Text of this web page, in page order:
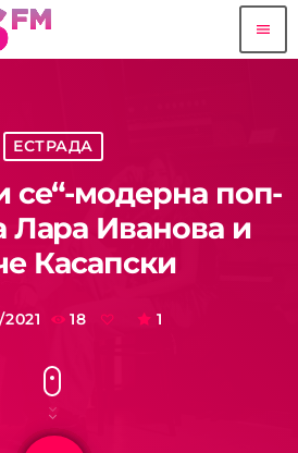
menu
ЕСТРАДА
се“-модерна поп-
Лара Иванова и
Касапски
18 1